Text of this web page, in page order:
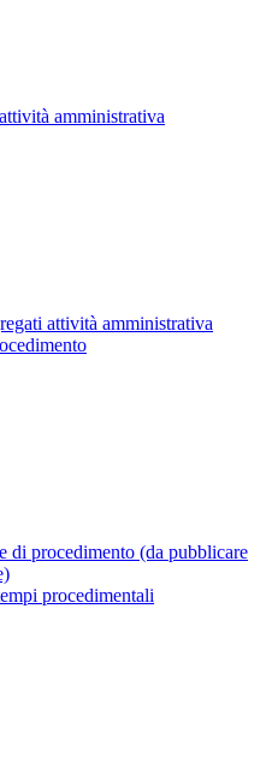
amministrativa
attività amministrativa
di procedimento (da pubblicare
procedimentali